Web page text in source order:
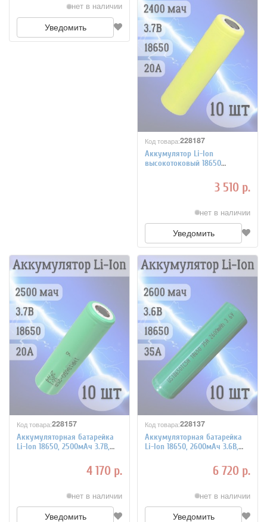
нет в наличии
Уведомить
Код товара:228187
Аккумулятор Li-Ion
высокотоковый 18650
незащищенный, 10 шт3 510 р.
нет в наличии
Уведомить
Код товара:228157
Аккумуляторная батарейка
Li-Ion 18650, 2500мАч 3.7В,
4 170 р.
нет в наличии
Уведомить
Код товара:228137
Аккумуляторная батарейка
Li-Ion 18650, 2600мАч 3.6В,
6 720 р.
нет в наличии
Уведомить